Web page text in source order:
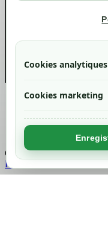
Cookies analytiques
Cookies marketing
info@green-tech-
Chargement...
Retour en haut